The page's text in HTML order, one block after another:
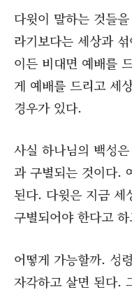
다윗이 말하는 것들
라기보다는 세상과
이든 비대면 예배를
게 예배를 드리고 세
경우가 있다.
사실 하나님의 백성
과 구별되는 것이다.
된다. 다윗은 지금 세
구별되어야 한다고
어떻게 가능할까. 성
자각하고 살면 된다.